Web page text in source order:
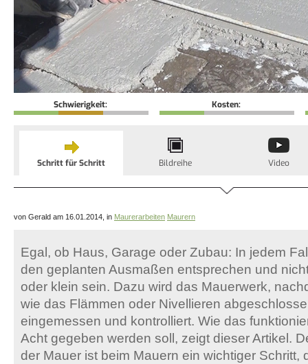
Schwierigkeit: Kosten:
Schritt für Schritt Bildreihe Video
von Gerald am 16.01.2014, in Maurerarbeiten Maurern
Egal, ob Haus, Garage oder Zubau: In jedem
den geplanten Ausmaßen entsprechen und
oder klein sein. Dazu wird das Mauerwerk,
wie das Flämmen oder Nivellieren
eingemessen und kontrolliert. Wie das
Acht gegeben werden soll, zeigt dieser Artikel.
der Mauer ist beim Mauern ein wichtiger Schritt,